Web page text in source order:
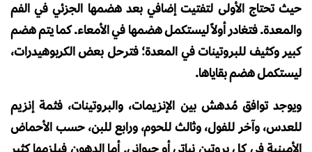
حيث تحتاج الأولى لتفتيت إضافي بعد هضمها الجزئي في الفم
والمعدة. فتغادر أولاً ليستكمل هضمها في الأمعاء. كما يتم هضم
كبير وكثيف للبروتينات في المعدة؛ فترحل بعض الكربوهيدرات،
ليستكمل هضم بقاياها.
ويوجد توافق مُدهش بين الإنزيمات، والبروتينات، فثمة إنزيم
للعدس، وآخر للفول، وثالث للحوم، ورابع للبن، حسب الأحماض
الأمينية في كل بروتين نباتي أو حيواني. أما الدهون فيلزمها كثير